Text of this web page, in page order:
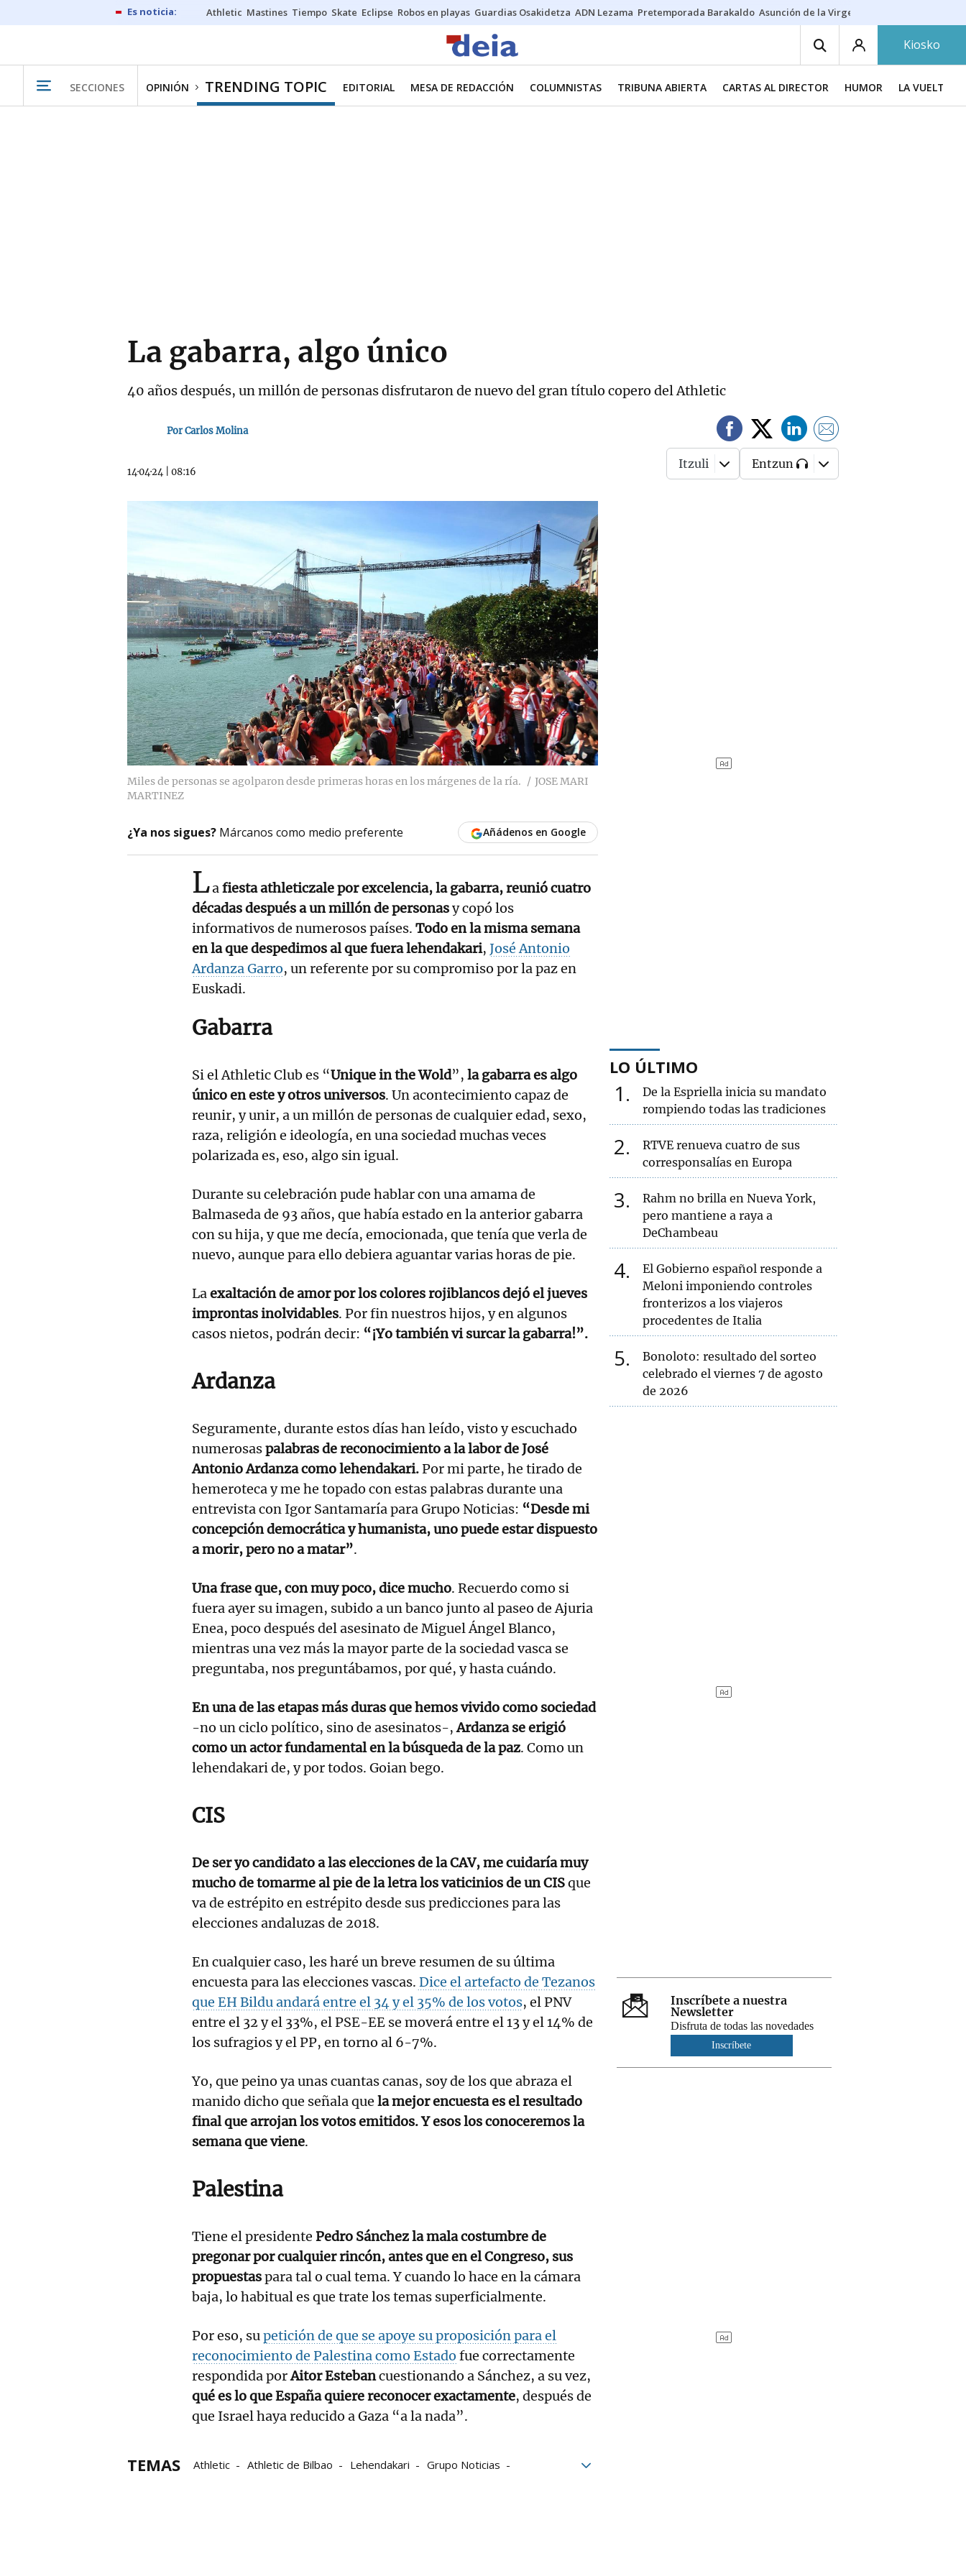
Athletic Mastines Tiempo Skate Eclipse Robos en playas Guardias Osakidetza ADN Lezama Pretemporada Barakaldo Asunción de la Virgen
Kiosko
SECCIONES OPINIÓN TRENDING TOPIC EDITORIAL MESA DE REDACCIÓN COLUMNISTAS TRIBUNA ABIERTA CARTAS AL DIRECTOR HUMOR LA VUELTA
La gabarra, algo único
40 años después, un millón de personas disfrutaron de nuevo del gran título copero del Athletic
Por Carlos Molina
14·04·24 08:16
Itzuli Entzun
Miles de personas se agolparon desde primeras horas en los márgenes de la ría.
JOSE MARI
MARTINEZ
¿Ya nos sigues? Márcanos como medio preferente Añádenos en Google
Lafiesta athleticzale por excelencia, la gabarra, reunió cuatro
décadas después a un millón de personasy copó los
informativos de numerosos países. Todo en la misma semana
en la que despedimos al que fuera lehendakari, José Antonio
Ardanza Garro, un referente por su compromiso por la paz en
Euskadi.
Gabarra
Si el Athletic Club es “Unique in the Wold”, la gabarra es algo
único en este y otros universos. Un acontecimiento capaz de
reunir, y unir, a un millón de personas de cualquier edad, sexo,
raza, religión e ideología, en una sociedad muchas veces
polarizada es, eso, algo sin igual.
Durante su celebración pude hablar con una amama de
Balmaseda de 93 años, que había estado en la anterior gabarra
con su hija, y que me decía, emocionada, que tenía que verla de
nuevo, aunque para ello debiera aguantar varias horas de pie.
Laexaltación de amor por los colores rojiblancos dejó el jueves
improntas inolvidables. Por fin nuestros hijos, y en algunos
casos nietos, podrán decir: “¡Yo también vi surcar la gabarra!”.
Ardanza
Seguramente, durante estos días han leído, visto y escuchado
numerosaspalabras de reconocimiento a la labor de José
Antonio Ardanza como lehendakari.Por mi parte, he tirado de
hemeroteca y me he topado con estas palabras durante una
entrevista con Igor Santamaría para Grupo Noticias: “Desde mi
concepción democrática y humanista, uno puede estar dispuesto
a morir, pero no a matar”.
Una frase que, con muy poco, dice mucho. Recuerdo como si
fuera ayer su imagen, subido a un banco junto al paseo de Ajuria
Enea, poco después del asesinato de Miguel Ángel Blanco,
mientras una vez más la mayor parte de la sociedad vasca se
preguntaba, nos preguntábamos, por qué, y hasta cuándo.
En una de las etapas más duras que hemos vivido como sociedad
-no un ciclo político, sino de asesinatos-,Ardanza se erigió
como un actor fundamental en la búsqueda de la paz. Como un
lehendakari de, y por todos. Goian bego.
CIS
De ser yo candidato a las elecciones de la CAV, me cuidaría muy
mucho de tomarme al pie de la letra los vaticinios de un CISque
va de estrépito en estrépito desde sus predicciones para las
elecciones andaluzas de 2018.
En cualquier caso, les haré un breve resumen de su última
encuesta para las elecciones vascas. Dice el artefacto de Tezanos
que EH Bildu andará entre el 34 y el 35% de los votos, el PNV
entre el 32 y el 33%, el PSE-EE se moverá entre el 13 y el 14% de
los sufragios y el PP, en torno al 6-7%.
Yo, que peino ya unas cuantas canas, soy de los que abraza el
manido dicho que señala que la mejor encuesta es el resultado
final que arrojan los votos emitidos. Y esos los conoceremos la
semana que viene.
Palestina
Tiene el presidente Pedro Sánchez la mala costumbre de
pregonar por cualquier rincón, antes que en el Congreso, sus
propuestaspara tal o cual tema. Y cuando lo hace en la cámara
baja, lo habitual es que trate los temas superficialmente.
Por eso, supetición de que se apoye su proposición para el
reconocimiento de Palestina como Estado fue correctamente
respondida porAitor Estebancuestionando a Sánchez, a su vez,
qué es lo que España quiere reconocer exactamente, después de
que Israel haya reducido a Gaza “a la nada”.
TEMAS Athletic Athletic de Bilbao Lehendakari
Grupo Noticias
LO ÚLTIMO
1
De la Espriella inicia su mandato
rompiendo todas las tradiciones
2
RTVE renueva cuatro de sus
corresponsalías en Europa
3
Rahm no brilla en Nueva York,
pero mantiene a raya a
DeChambeau
4
El Gobierno español responde a
Meloni imponiendo controles
fronterizos a los viajeros
procedentes de Italia
5
Bonoloto: resultado del sorteo
celebrado el viernes 7 de agosto
de 2026
Inscríbete a nuestra
Newsletter
Disfruta de todas las novedades
Inscríbete